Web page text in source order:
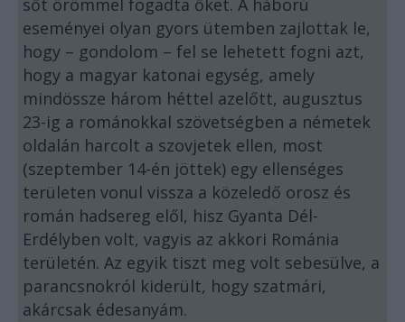
sőt örömmel fogadta őket. A háború
eseményei olyan gyors ütemben zajlottak le,
hogy – gondolom – fel se lehetett fogni azt,
hogy a magyar katonai egység, amely
mindössze három héttel azelőtt, augusztus
23-ig a románokkal szövetségben a németek
oldalán harcolt a szovjetek ellen, most
(szeptember 14-én jöttek) egy ellenséges
területen vonul vissza a közeledő orosz és
román hadsereg elől, hisz Gyanta Dél-
Erdélyben volt, vagyis az akkori Románia
területén. Az egyik tiszt meg volt sebesülve, a
parancsnokról kiderült, hogy szatmári,
akárcsak édesanyám.